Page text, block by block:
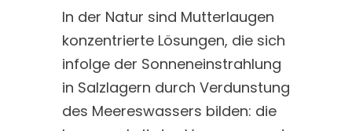
In der Natur sind Mutterlaugen
konzentrierte Lösungen, die sich
infolge der Sonneneinstrahlung
in Salzlagern durch Verdunstung
des Meereswassers bilden: die